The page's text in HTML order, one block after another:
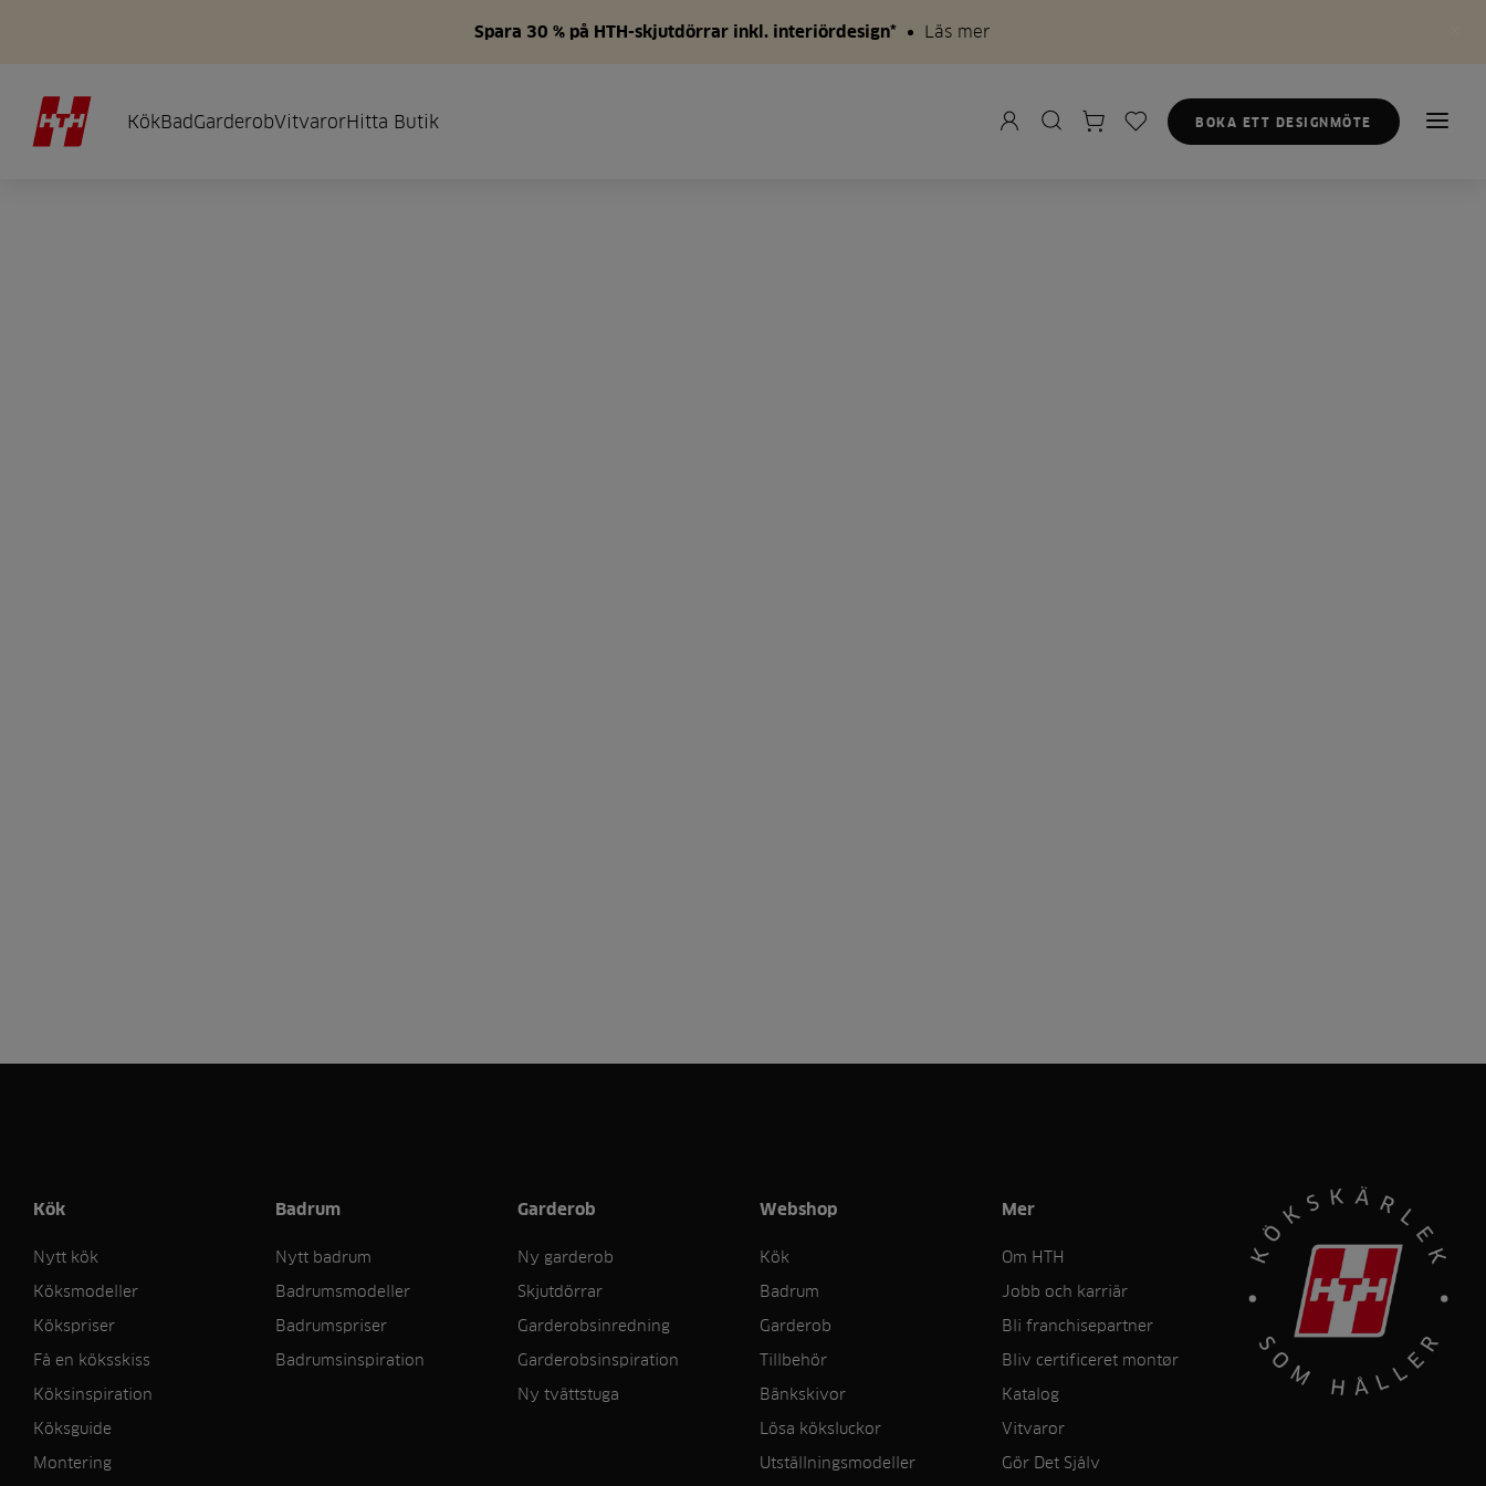
Spara 30 % på HTH-skjutdörrar inkl. interiördesign* Läs mer
KökBadGarderobVitvarorHitta Butik BOKA ETT DESIGNMÖTE
Kök
Nytt kök
Köksmodeller
Kökspriser
Få en köksskiss
Köksinspiration
Köksguide
Montering
Badrum
Nytt badrum
Badrumsmodeller
Badrumspriser
Badrumsinspiration
Garderob
Ny garderob
Skjutdörrar
Garderobsinredning
Garderobsinspiration
Ny tvättstuga
Webshop
Kök
Badrum
Garderob
Tillbehör
Bänkskivor
Lösa köksluckor
Utställningsmodeller
Mer
Om HTH
Jobb och karriär
Bli franchisepartner
Bliv certificeret montør
Katalog
Vitvaror
Gör Det Sjålv